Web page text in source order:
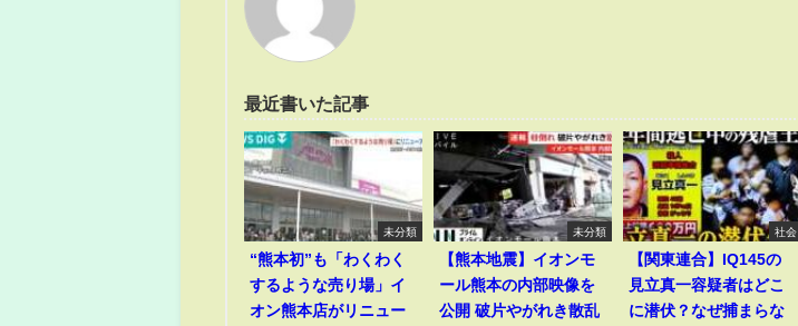
最近書いた記事
未分類
“熊本初”も「わくわく
するような売り場」イ
オン熊本店がリニュー
未分類
【熊本地震】イオンモ
ール熊本の内部映像を
公開 破片やがれき散乱
社会
【関東連合】IQ145の
見立真一容疑者はどこ
に潜伏？なぜ捕まらな